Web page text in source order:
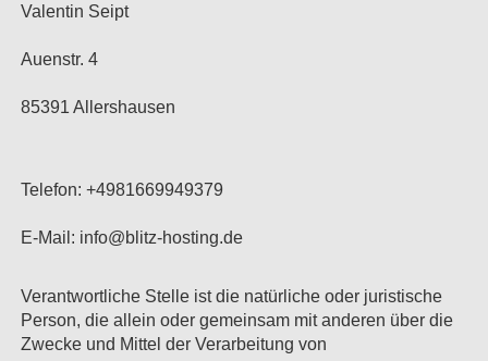
Valentin Seipt
Auenstr. 4
85391 Allershausen
Telefon: +4981669949379
E-Mail: info@blitz-hosting.de
Verantwortliche Stelle ist die natürliche oder juristische
Person, die allein oder gemeinsam mit anderen über die
Zwecke und Mittel der Verarbeitung von